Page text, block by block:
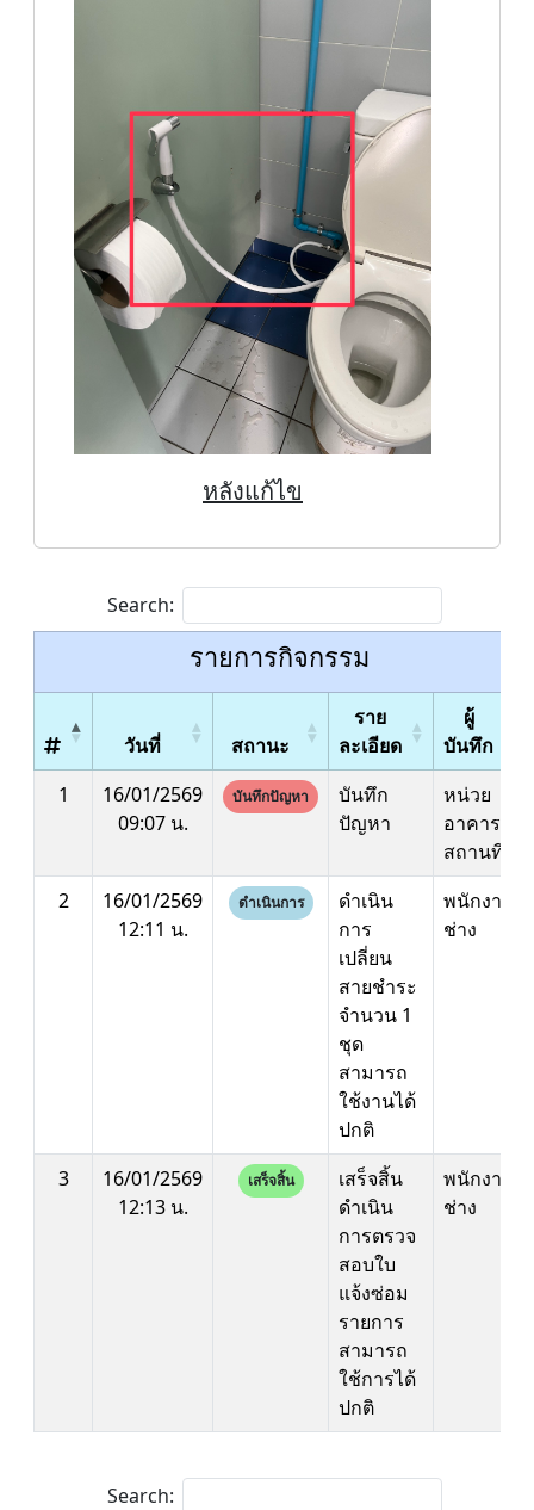
หลังแก้ไข
Search:
รายการกิจกรรม
วันที่ สถานะ
ราย
ละเอียด
ผู้
บันทึก
1
16/01/2569
09:07 น.
บันทึกปัญหา
บันทึก
ปัญหา
หน่วย
อาคาร
สถานที่
2
16/01/2569
12:11 น.
ดำเนินการ
ดำเนิน
การ
เปลี่ยน
สายชำระ
จำนวน 1
ชุด
สามารถ
ใช้งานได้
ปกติ
พนักงาน
ช่าง
3
16/01/2569
12:13 น.
เสร็จสิ้น
เสร็จสิ้น
ดำเนิน
การตรวจ
สอบใบ
แจ้งซ่อม
รายการ
สามารถ
ใช้การได้
ปกติ
พนักงาน
ช่าง
Search: